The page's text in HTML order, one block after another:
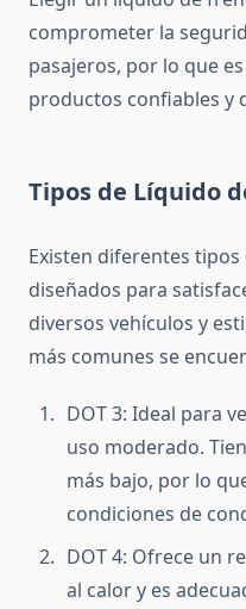
comprometer la
pasajeros, por lo que
productos confiables y
Tipos de Líquido
Existen diferentes
diseñados para
diversos vehículos y
más comunes se
DOT 3: Ideal para
uso moderado.
más bajo, por lo
condiciones de
DOT 4: Ofrece un
al calor y es